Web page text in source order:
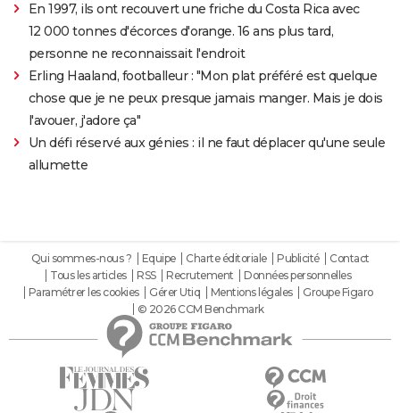
En 1997, ils ont recouvert une friche du Costa Rica avec
12 000 tonnes d'écorces d'orange. 16 ans plus tard,
personne ne reconnaissait l'endroit
Erling Haaland, footballeur : "Mon plat préféré est quelque
chose que je ne peux presque jamais manger. Mais je dois
l'avouer, j'adore ça"
Un défi réservé aux génies : il ne faut déplacer qu'une seule
allumette
Qui sommes-nous ? Equipe Charte éditoriale Publicité
Contact
Tous les articles
RSS Recrutement
Données personnelles
Paramétrer les cookies
Gérer Utiq Mentions légales
Groupe Figaro
© 2026 CCM Benchmark